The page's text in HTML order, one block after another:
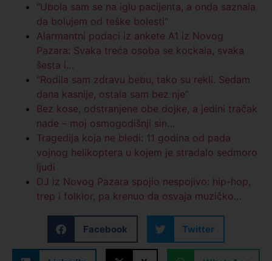
“Ubola sam se na iglu pacijenta, a onda saznala
da bolujem od teške bolesti“
Alarmantni podaci iz ankete A1 iz Novog
Pazara: Svaka treća osoba se kockala, svaka
šesta i…
“Rodila sam zdravu bebu, tako su rekli. Sedam
dana kasnije, ostala sam bez nje”
Bez kose, odstranjene obe dojke, a jedini tračak
nade – moj osmogodišnji sin…
Tragedija koja ne bledi: 11 godina od pada
vojnog helikoptera u kojem je stradalo sedmoro
ljudi
DJ iz Novog Pazara spojio nespojivo: hip-hop,
trep i folklor, pa krenuo da osvaja muzičko…
Facebook Twitter